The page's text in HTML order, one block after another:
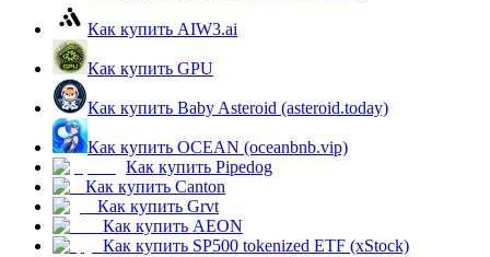
Силовая свинья
Получайте конкурентные награды ежедневно
Как купить AIW3.ai
Как купить GPU
Как купить Baby Asteroid (asteroid.today)
Как купить OCEAN (oceanbnb.vip)
Как купить Pipedog
Как купить Canton
Как купить Grvt
Как купить AEON
Как купить SP500 tokenized ETF (xStock)